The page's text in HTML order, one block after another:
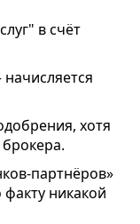
в счёт
хотя
партнёров»
никакой